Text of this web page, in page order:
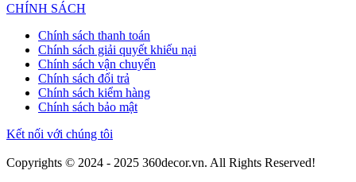
CHÍNH SÁCH
Chính sách thanh toán
Chính sách giải quyết khiếu nại
Chính sách vận chuyển
Chính sách đổi trả
Chính sách kiểm hàng
Chính sách bảo mật
Kết nối với chúng tôi
Copyrights © 2024 - 2025 360decor.vn. All Rights Reserved!